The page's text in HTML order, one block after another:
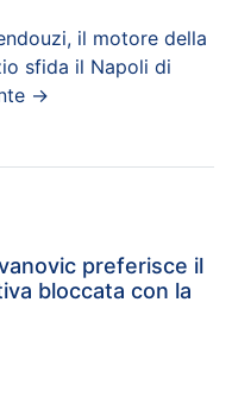
il motore della
sfida il Napoli di
→
preferisce il
bloccata con la